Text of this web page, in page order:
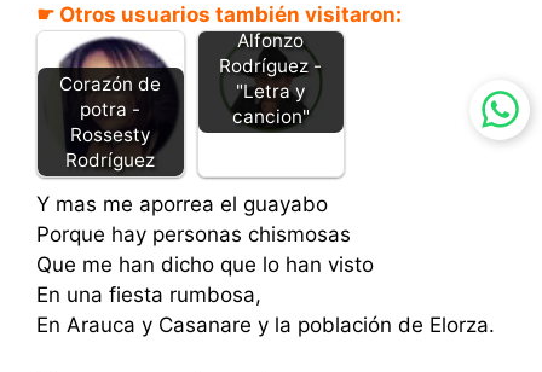
☛ Otros usuarios también visitaron:
Corazón de
potra -
Rossesty
Rodríguez
padrote - Luis
Alfonzo
Rodríguez -
"Letra y
cancion"
Y mas me aporrea el guayabo
Porque hay personas chismosas
Que me han dicho que lo han visto
En una fiesta rumbosa,
En Arauca y Casanare y la población de Elorza.